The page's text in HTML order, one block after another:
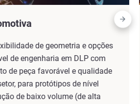
de geometria e opções
de engenharia em DLP com
de peça favorável e qualidade
para protótipos de nível
de baixo volume (de alta